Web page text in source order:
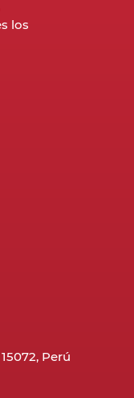
los
Perú